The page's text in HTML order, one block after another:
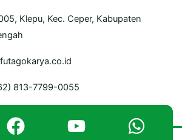
Klepu, Kec. Ceper, Kabupaten
813-7799-0055